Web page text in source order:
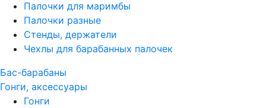
Палочки для маримбы
Палочки разные
Стенды, держатели
Чехлы для барабанных палочек
Бас-барабаны
Гонги, аксессуары
Гонги